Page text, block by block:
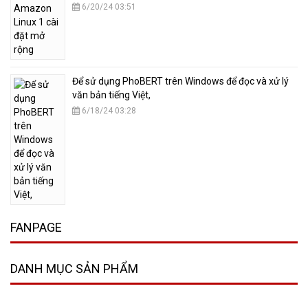
6/20/24 03:51
​Để sử dụng PhoBERT trên Windows để đọc và xử lý
văn bản tiếng Việt,
6/18/24 03:28
FANPAGE
DANH MỤC SẢN PHẨM